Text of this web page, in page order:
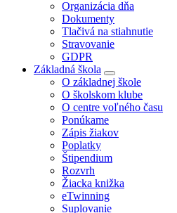
Organizácia dňa
Dokumenty
Tlačivá na stiahnutie
Stravovanie
GDPR
Základná škola
O základnej škole
O školskom klube
O centre voľného času
Ponúkame
Zápis žiakov
Poplatky
Štipendium
Rozvrh
Žiacka knižka
eTwinning
Suplovanie